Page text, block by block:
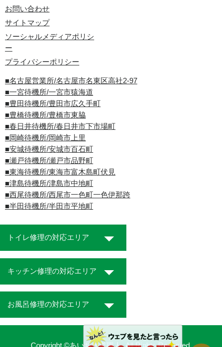
お問い合わせ
サイトマップ
ソーシャルメディアポリシ
ー
プライバシーポリシー
■名古屋営業所/名古屋市名東区高社2-97
■一宮待機所/一宮市猿海道
■豊田待機所/豊田市広久手町
■豊橋待機所/豊橋市東脇
■春日井待機所/春日井市下市場町
■岡崎待機所/岡崎市上里
■安城待機所/安城市百石町
■瀬戸待機所/瀬戸市品野町
■東海待機所/東海市富木島町伏見
■津島待機所/津島市中地町
■西尾待機所/西尾市一色町一色伊那跨
■半田待機所/半田市平地町
トイレ修理の対応エリア
キッチン修理の対応エリア
お風呂修理の対応エリア